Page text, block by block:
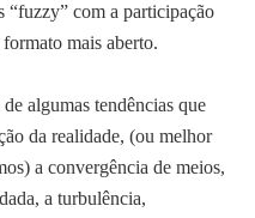
“fuzzy” com a participação
mais aberto.
algumas tendências que
da realidade, (ou melhor
a convergência de meios,
a turbulência,